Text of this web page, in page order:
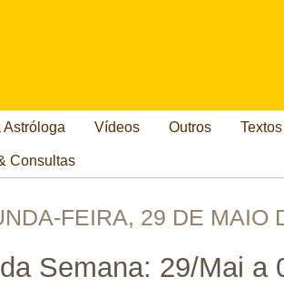
Astróloga Vídeos Outros
Consultas
FEIRA, 29 DE MAIO
Semana: 29/Mai a